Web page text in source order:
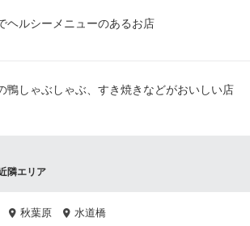
ヘルシーメニューのあるお店
鴨しゃぶしゃぶ、すき焼きなどがおいしい店
隣エリア
秋葉原 水道橋